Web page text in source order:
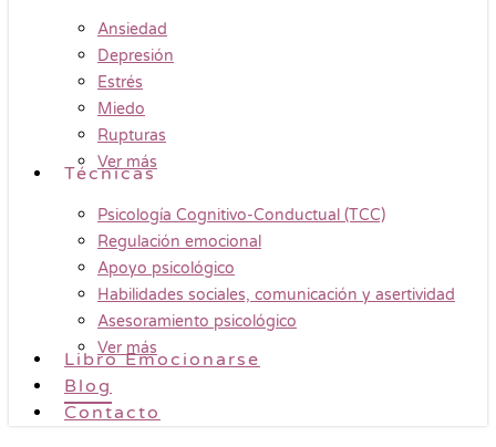
Ansiedad
Depresión
Estrés
Miedo
Rupturas
Ver más
Técnicas
Psicología Cognitivo-Conductual (TCC)
Regulación emocional
Apoyo psicológico
Habilidades sociales, comunicación y asertividad
Asesoramiento psicológico
Ver más
Libro Emocionarse
Blog
Contacto